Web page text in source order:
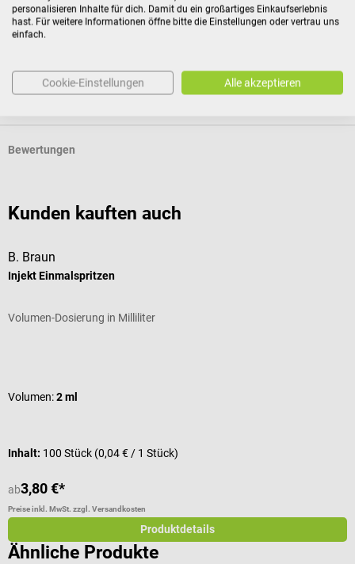
Dokumente
Bewertungen
Kunden kauften auch
B. Braun
Injekt Einmalspritzen
Volumen-Dosierung in Milliliter
Volumen:2 ml
Inhalt: 100 Stück (0,04 € / 1 Stück)
ab3,80 €*
Preise inkl. MwSt. zzgl. Versandkosten
Produktdetails
Ähnliche Produkte
personalisieren Inhalte für dich. Damit du ein großartiges Einkaufserlebnis
hast. Für weitere Informationen öffne bitte die Einstellungen oder vertrau uns
einfach.
Cookie-Einstellungen Alle akzeptieren